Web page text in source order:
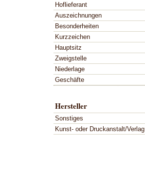
Hoflieferant
Auszeichnungen
Besonderheiten
Kurzzeichen
Hauptsitz
Zweigstelle
Niederlage
Geschäfte
Hersteller
Sonstiges
Kunst- oder Druckanstalt/Verlag